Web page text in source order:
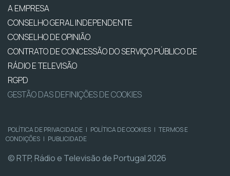
A EMPRESA
CONSELHO GERAL INDEPENDENTE
CONSELHO DE OPINIÃO
CONTRATO DE CONCESSÃO DO SERVIÇO PÚBLICO DE
RÁDIO E TELEVISÃO
RGPD
GESTÃO DAS DEFINIÇÕES DE COOKIES
POLÍTICA DE PRIVACIDADE | POLÍTICA DE COOKIES | TERMOS E
CONDIÇÕES | PUBLICIDADE
© RTP, Rádio e Televisão de Portugal 2026